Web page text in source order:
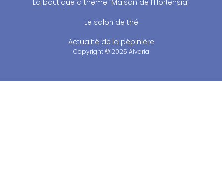
La boutique à thème “Maison de l’Hortensia”
Le salon de thé
Actualité de la pépinière
Copyright © 2025 Alvaria